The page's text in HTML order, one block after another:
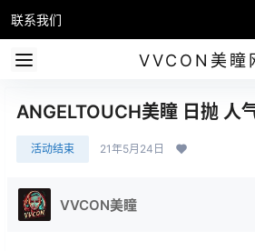
联系我们
VVCON美瞳
ANGELTOUCH美瞳 日抛 人
活动结束 21年5月24日
VVCON美瞳